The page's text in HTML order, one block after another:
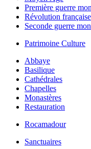
Première guerre
Révolution française
Seconde guerre
Patrimoine Culture
Abbaye
Basilique
Cathédrales
Chapelles
Monastères
Restauration
Rocamadour
Sanctuaires